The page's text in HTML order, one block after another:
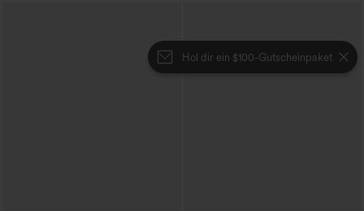
Hol dir ein $100-Gutscheinpaket